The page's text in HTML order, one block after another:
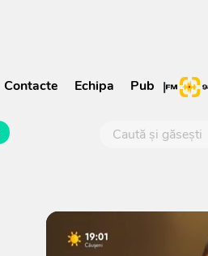
Contacte Echipa Pub |